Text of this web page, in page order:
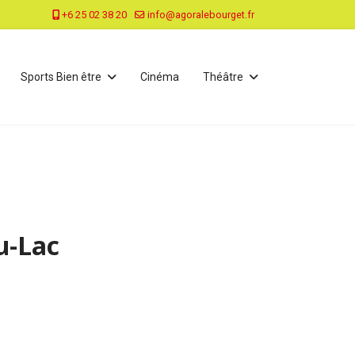
+6 25 02 38 20 info@agoralebourget.fr
Sports Bien être Cinéma Théâtre
Lac